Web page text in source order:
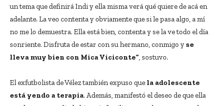
un tema que definirá Indi y ella misma verá qué quiere de acá en
adelante. La veo contenta y obviamente que si le pasa algo, a mí
no me lo demuestra. Ella está bien, contenta y se la ve todo el día
sonriente. Disfruta de estar con su hermano, conmigo y se
lleva muy bien con Mica Viciconte” , sostuvo.
El exfutbolista de Vélez también expuso que la adolescente
está yendo a terapia. Además, manifestó el deseo de que ella